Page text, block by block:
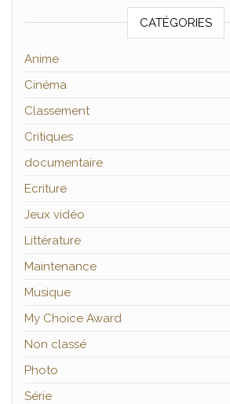
CATÉGORIES
Anime
Cinéma
Classement
Critiques
documentaire
Ecriture
Jeux vidéo
Littérature
Maintenance
Musique
My Choice Award
Non classé
Photo
Série